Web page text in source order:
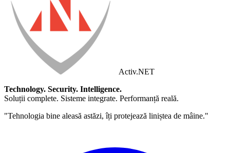
Activ.NET
Technology. Security. Intelligence.
Soluții complete. Sisteme integrate. Performanță reală.
"Tehnologia bine aleasă astăzi, îți protejează liniștea de mâine."